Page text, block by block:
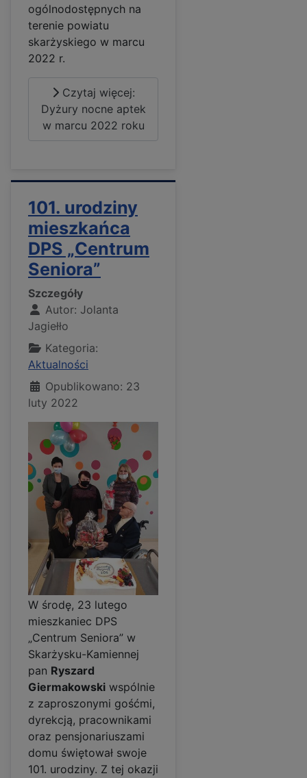
ogólnodostępnych na
terenie powiatu
skarżyskiego w marcu
2022 r.
Czytaj więcej:
Dyżury nocne aptek
w marcu 2022 roku
101. urodziny
mieszkańca
DPS „Centrum
Seniora”
Szczegóły
Autor: Jolanta
Jagiełło
Kategoria:
Aktualności
Opublikowano: 23
luty 2022
W środę, 23 lutego
mieszkaniec DPS
„Centrum Seniora” w
Skarżysku-Kamiennej
pan Ryszard
Giermakowski wspólnie
z zaproszonymi gośćmi,
dyrekcją, pracownikami
oraz pensjonariuszami
domu świętował swoje
101. urodziny. Z tej okazji